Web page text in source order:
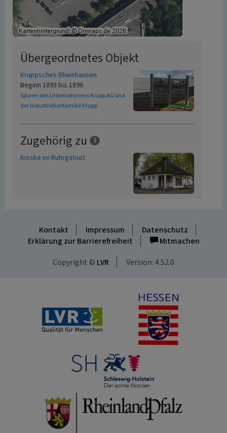
Übergeordnetes Objekt
Kruppsches Rheinhausen
Beginn 1893 bis 1896
Spuren des Unternehmens Krupp AG und
der Industriellenfamilie Krupp
Zugehörig zu 1
Kioske im Ruhrgebiet
Kontakt Impressum
Datenschutz
Erklärung zur Barrierefreiheit
Mitmachen
Copyright © LVR Version: 4.52.0